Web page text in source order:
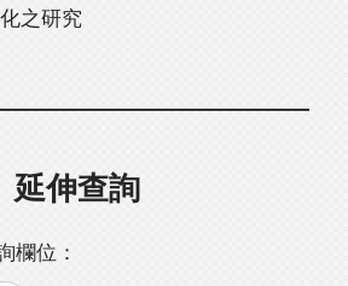
之研究
延伸查詢
欄位：